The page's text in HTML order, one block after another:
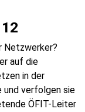
Netzwerker?
auf die
in der
und verfolgen sie
ÖFIT-Leiter